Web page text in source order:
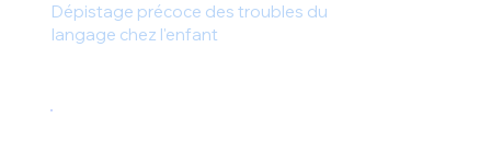
Dépistage précoce des troubles du
langage chez l'enfant